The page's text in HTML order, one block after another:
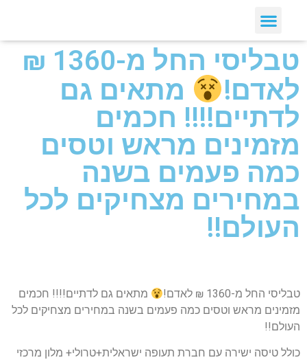
טבליסי החל מ-1360 ₪
לאדם!
מתאים גם
לדתיים!!!! חכמים
מזמינים מראש וטסים
כמה פעמים בשנה
במחירים מצחיקים לכל
העולם!!
טבליסי החל מ-1360 ₪ לאדם!
מתאים גם לדתיים!!!! חכמים
מזמינים מראש וטסים כמה פעמים בשנה במחירים מצחיקים לכל
העולם!!
כולל טיסה ישירה עם חברת תעופה ישראלית+טרולי+ מלון מרכזי